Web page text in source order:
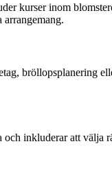
kurser inom
bröllopsplanering
inkluderar att välja